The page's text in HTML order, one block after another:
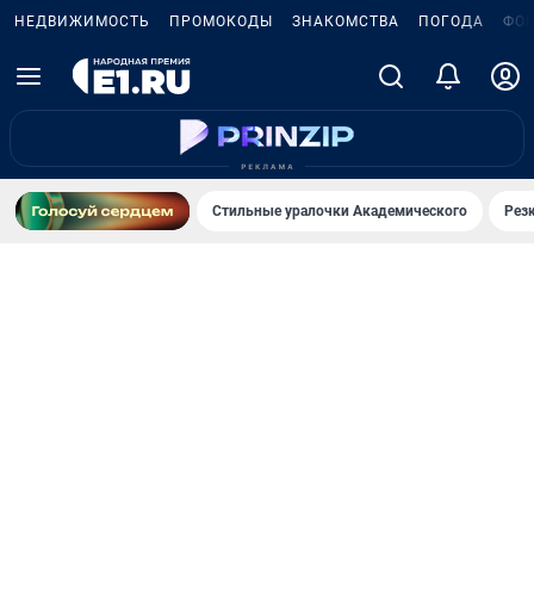
НЕДВИЖИМОСТЬ ПРОМОКОДЫ ЗНАКОМСТВА ПОГОДА
Стильные уралочки Академического